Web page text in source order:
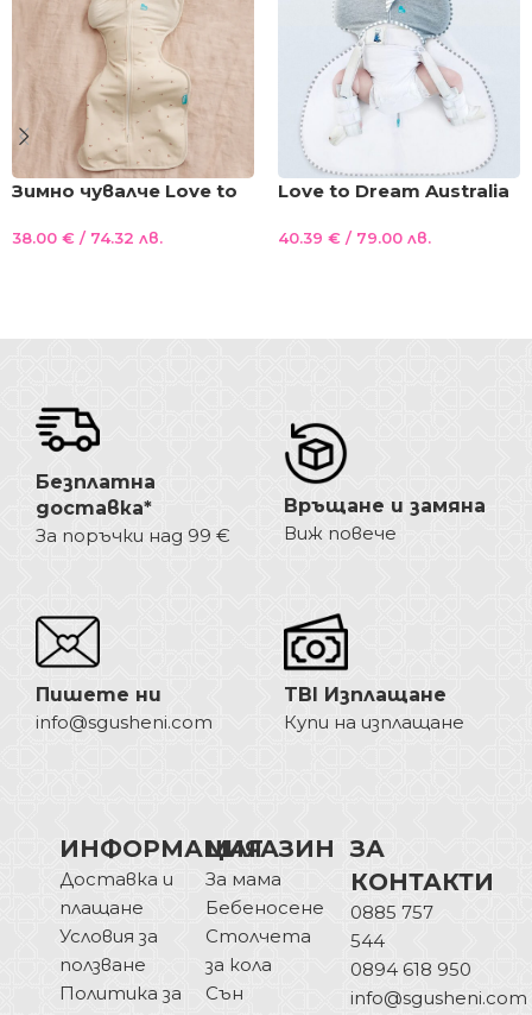
Зимно чувалче Love to
чувалче за сън с
38.00 € / 74.32 лв.
Love to Dream Australia
за сън при дисплазия
40.39 € / 79.00 лв.
Безплатна
доставка*
За поръчки над 99 €
Връщане и замяна
Виж повече
Пишете ни
info@sgusheni.com
TBI Изплащане
Купи на изплащане
ИНФОРМАЦИЯ
Доставка и
плащане
Условия за
ползване
Политика за
МАГАЗИН
За мама
Бебеносене
Столчета
за кола
Сън
ЗА
КОНТАКТИ
0885 757
544
0894 618 950
info@sgusheni.com